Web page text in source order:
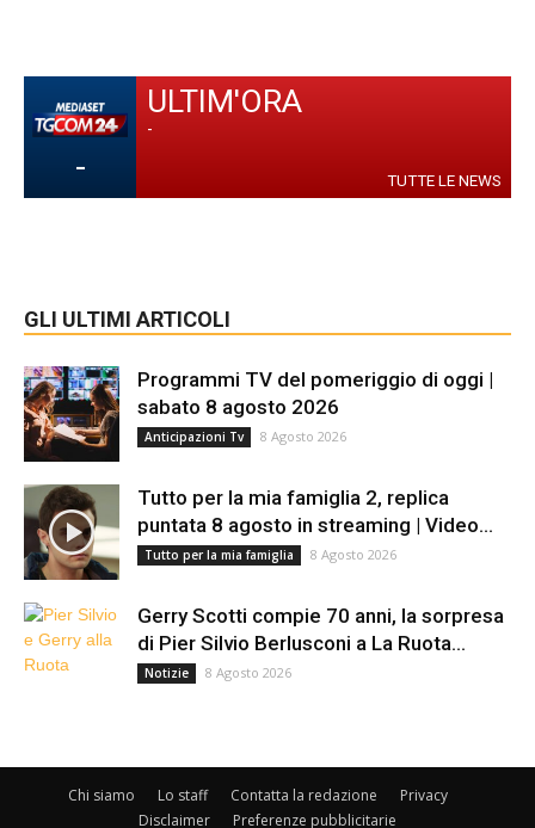
-
ULTIM'ORA
-
TUTTE LE NEWS
GLI ULTIMI ARTICOLI
Programmi TV del pomeriggio di oggi |
sabato 8 agosto 2026
Anticipazioni Tv 8 Agosto 2026
Tutto per la mia famiglia 2, replica
puntata 8 agosto in streaming | Video...
Tutto per la mia famiglia 8 Agosto 2026
Gerry Scotti compie 70 anni, la sorpresa
di Pier Silvio Berlusconi a La Ruota...
Notizie 8 Agosto 2026
Chi siamo Lo staff Contatta la redazione
Privacy
Disclaimer
Preferenze pubblicitarie